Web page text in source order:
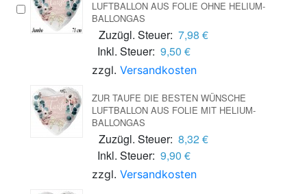
LUFTBALLON AUS FOLIE OHNE HELIUM-
BALLONGAS
Zuzügl. Steuer: 7,98 €
Inkl. Steuer: 9,50 €
zzgl. Versandkosten
ZUR TAUFE DIE BESTEN WÜNSCHE
LUFTBALLON AUS FOLIE MIT HELIUM-
BALLONGAS
Zuzügl. Steuer: 8,32 €
Inkl. Steuer: 9,90 €
zzgl. Versandkosten